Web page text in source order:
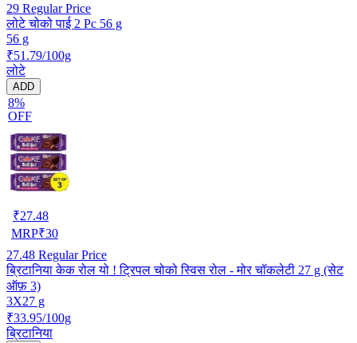
29 Regular Price
लोटे चोको पाई 2 Pc 56 g
56 g
₹51.79/100g
लोटे
ADD
8%
OFF
₹27.48
MRP₹30
27.48 Regular Price
ब्रिटानिया केक रोल यो ! ट्रिपल चोको स्विस रोल - मोर चॉकलेटी 27 g (सेट
ऑफ़ 3)
3X27 g
₹33.95/100g
ब्रिटानिया